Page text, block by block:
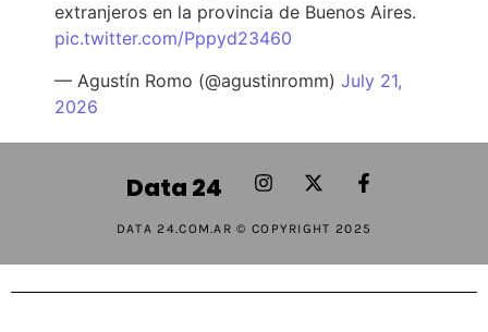
extranjeros en la provincia de Buenos Aires.
pic.twitter.com/Pppyd23460
— Agustín Romo (@agustinromm) July 21,
2026
Data 24
DATA 24.COM.AR © COPYRIGHT 2025